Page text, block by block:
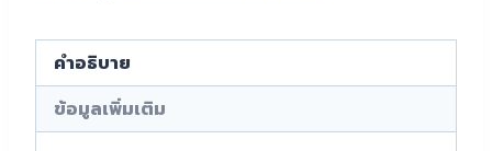
คำอธิบาย
ข้อมูลเพิ่มเติม